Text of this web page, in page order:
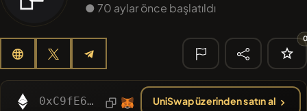
Unitcoin UNITCOIN
#192
🔎 SON
ARAMA
● 70 aylar önce başlatıldı
0xC9fE6E1C76210bE83DC1B5b20ec7FD010B0b1D15 UniSwap üzerinden satın al